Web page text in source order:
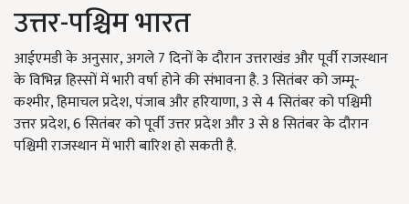
उत्तर-पश्चिम भारत
आईएमडी के अनुसार, अगले 7 दिनों के दौरान उत्तराखंड और पूर्वी राजस्थान
के विभिन्न हिस्सों में भारी वर्षा होने की संभावना है. 3 सितंबर को जम्मू-
कश्मीर, हिमाचल प्रदेश, पंजाब और हरियाणा, 3 से 4 सितंबर को पश्चिमी
उत्तर प्रदेश, 6 सितंबर को पूर्वी उत्तर प्रदेश और 3 से 8 सितंबर के दौरान
पश्चिमी राजस्थान में भारी बारिश हो सकती है.